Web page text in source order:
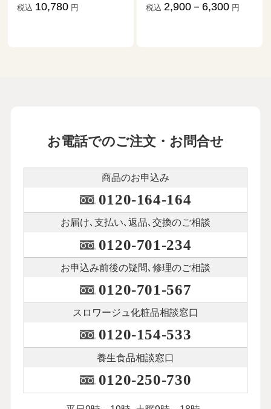
税込 10,780 円 税込 2,900－6,300 円
お電話でのご注文・お問合せ
商品のお申込み
0120-164-164
お届け､支払い､ 返品､交換のご相談
0120-701-234
お申込み前後の疑問､修理のご相談
0120-701-567
スロワージュ化粧品相談窓口
0120-154-533
養生食品相談窓口
0120-250-730